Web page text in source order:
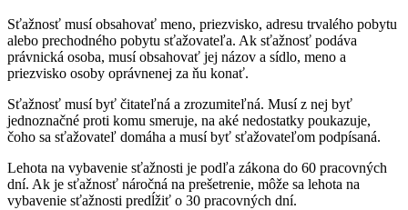
Sťažnosť musí obsahovať meno, priezvisko, adresu trvalého pobytu
alebo prechodného pobytu sťažovateľa. Ak sťažnosť podáva
právnická osoba, musí obsahovať jej názov a sídlo, meno a
priezvisko osoby oprávnenej za ňu konať.
Sťažnosť musí byť čitateľná a zrozumiteľná. Musí z nej byť
jednoznačné proti komu smeruje, na aké nedostatky poukazuje,
čoho sa sťažovateľ domáha a musí byť sťažovateľom podpísaná.
Lehota na vybavenie sťažnosti je podľa zákona do 60 pracovných
dní. Ak je sťažnosť náročná na prešetrenie, môže sa lehota na
vybavenie sťažnosti predĺžiť o 30 pracovných dní.